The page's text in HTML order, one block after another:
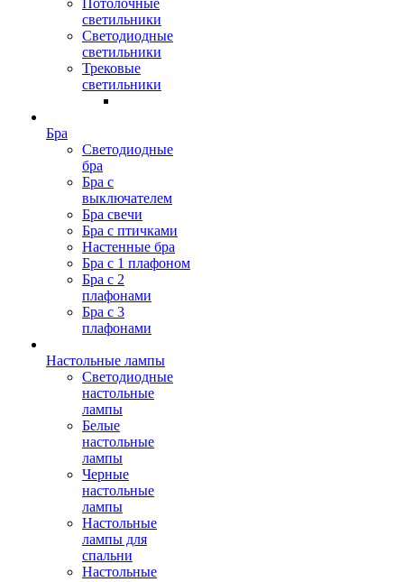
Потолочные
светильники
Светодиодные
светильники
Трековые
светильники
Бра
Светодиодные
бра
Бра с
выключателем
Бра свечи
Бра с птичками
Настенные бра
Бра с 1 плафоном
Бра с 2
плафонами
Бра с 3
плафонами
Настольные лампы
Светодиодные
настольные
лампы
Белые
настольные
лампы
Черные
настольные
лампы
Настольные
лампы для
спальни
Настольные